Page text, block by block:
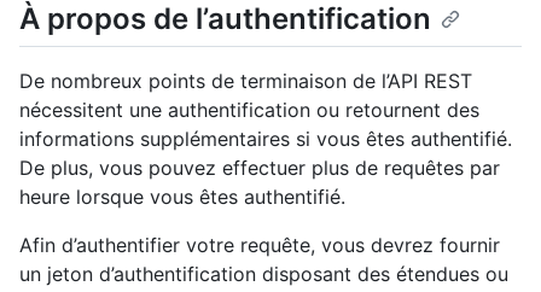
À propos de l’authentification
De nombreux points de terminaison de l’API REST
nécessitent une authentification ou retournent des
informations supplémentaires si vous êtes authentifié.
De plus, vous pouvez effectuer plus de requêtes par
heure lorsque vous êtes authentifié.
Afin d’authentifier votre requête, vous devrez fournir
un jeton d’authentification disposant des étendues ou